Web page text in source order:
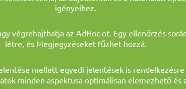
igényeihez.
végrehajthatja az AdHoc-ot. Egy ellenőrzés
létre, és Megjegyzéseket fűzhet hozzá.
mellett egyedi jelentések is
minden aspektusa optimálisan elemezhető és